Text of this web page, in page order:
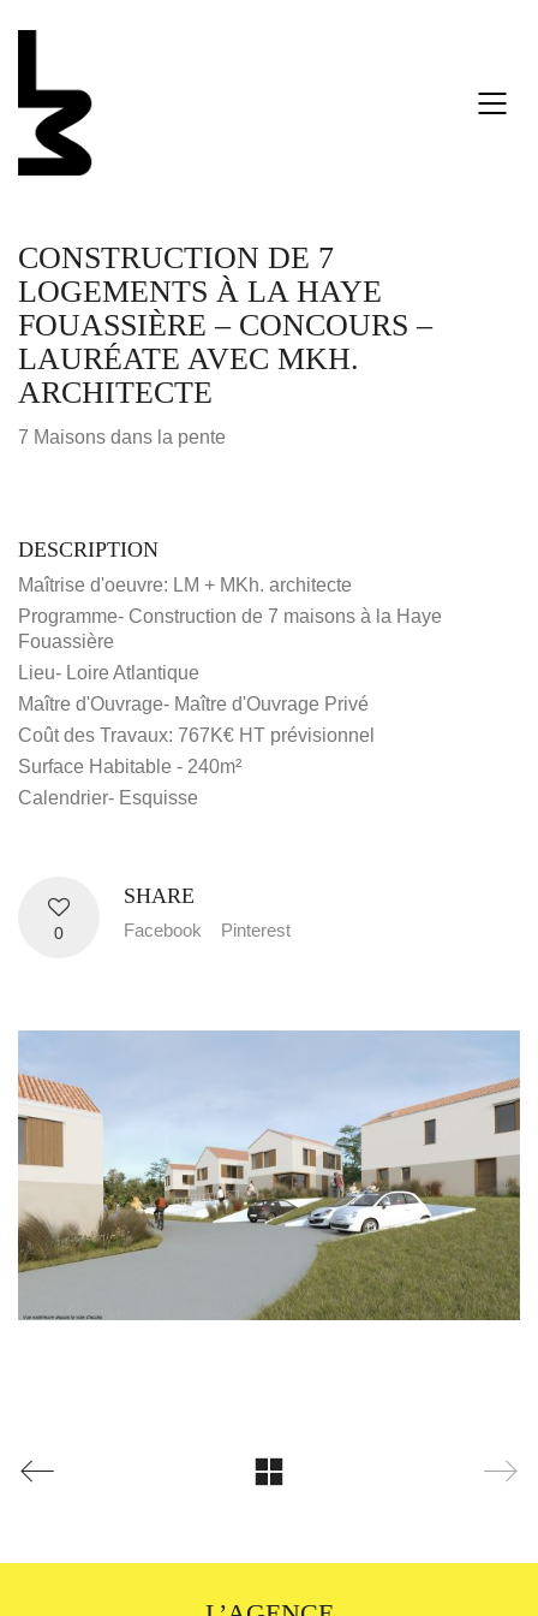
CONSTRUCTION DE 7
LOGEMENTS À LA HAYE
FOUASSIÈRE – CONCOURS –
LAURÉATE AVEC MKH.
ARCHITECTE
7 Maisons dans la pente
DESCRIPTION
Maîtrise d'oeuvre: LM + MKh. architecte
Programme- Construction de 7 maisons à la Haye
Fouassière
Lieu- Loire Atlantique
Maître d'Ouvrage- Maître d'Ouvrage Privé
Coût des Travaux: 767K€ HT prévisionnel
Surface Habitable - 240m²
Calendrier- Esquisse
0
SHARE
Facebook Pinterest